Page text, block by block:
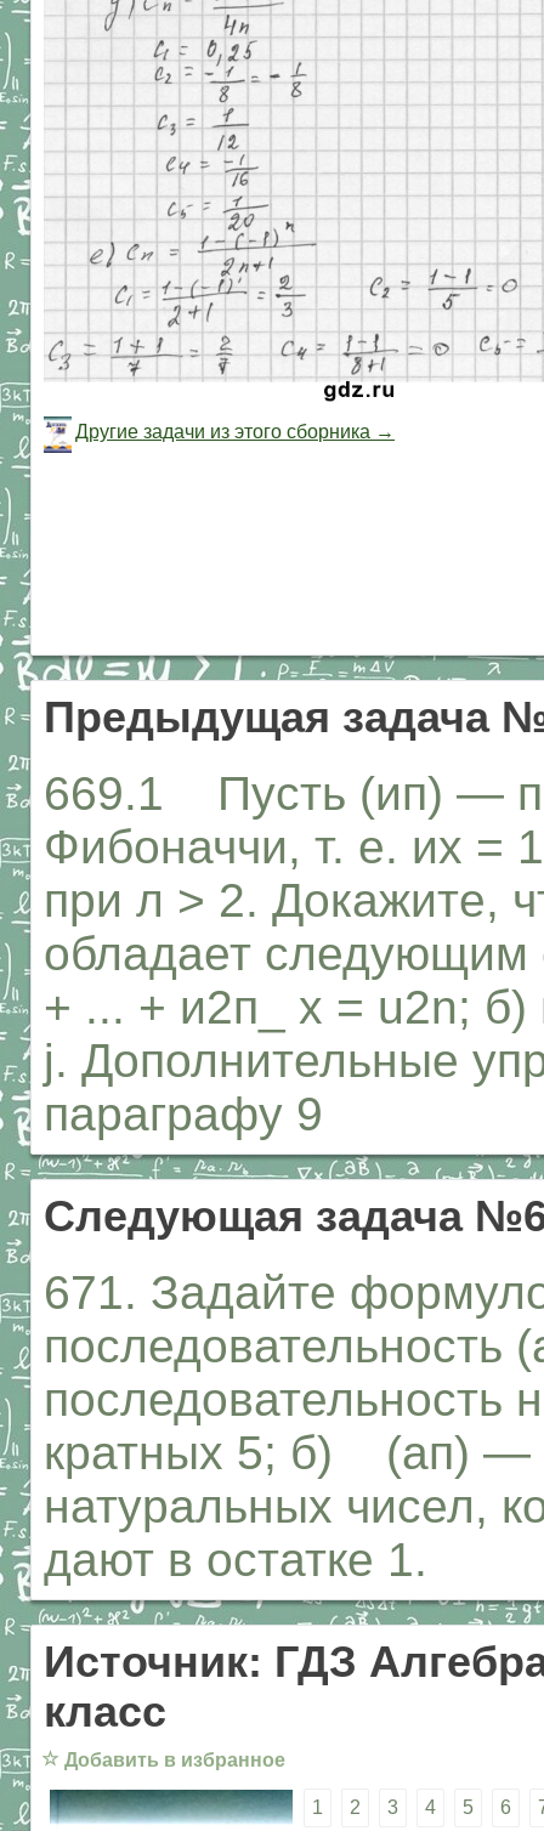
Другие задачи из этого сборника →
Предыдущая задача
669.1 Пусть (ип) —
Фибоначчи, т. е. их =
при л > 2. Докажите,
обладает следующим
+ ... + и2п_ х = u2n;
j. Дополнительные
параграфу 9
Следующая задача
671. Задайте
последовательность
кратных 5; б) (ап) —
натуральных чисел,
дают в остатке 1.
Источник: ГДЗ
класс
☆ Добавить в избранное
1 2 3 4 5 6